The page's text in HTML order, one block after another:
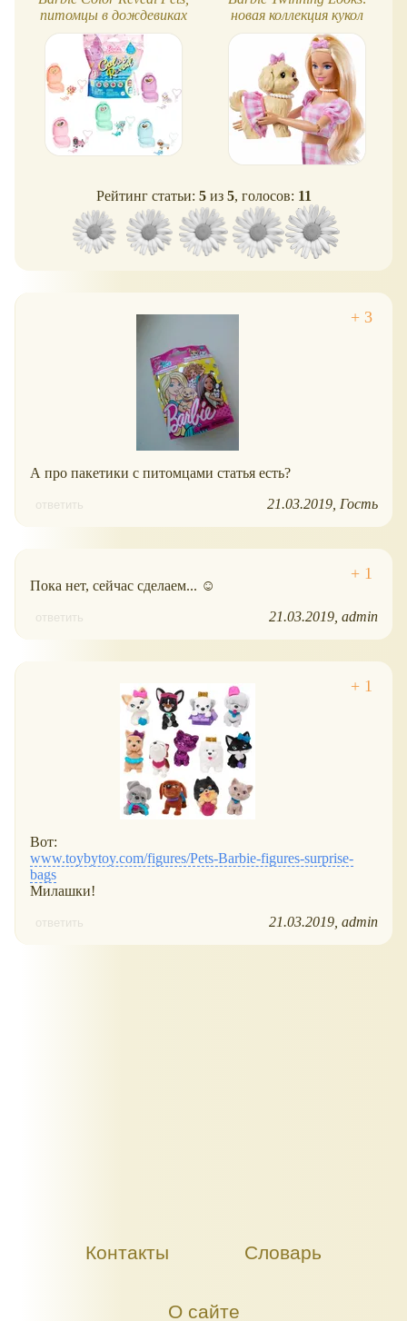
питомцы в дождевиках
новая коллекция кукол
Рейтинг статьи: 5из 5, голосов: 11
А про пакетики с питомцами статья есть?
ответить 21.03.2019 Гость
Пока нет, сейчас сделаем... ☺
ответить 21.03.2019 admin
Вот:
www.toybytoy.com/figures/Pets-Barbie-figures-surprise-
bags
Милашки!
ответить 21.03.2019 admin
Контакты Словарь
О сайте